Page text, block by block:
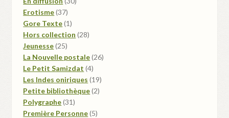
Erotisme 3737
produits
Gore Texte 11
produit
Hors collection 2828
Jeunesse 2525
produits
La Nouvelle postale 2626
Le Petit Samizdat 44
produits
Les Indes oniriques 1919
Petite bibliothèque 22
Polygraphe 3131
produits
Première Personne 55